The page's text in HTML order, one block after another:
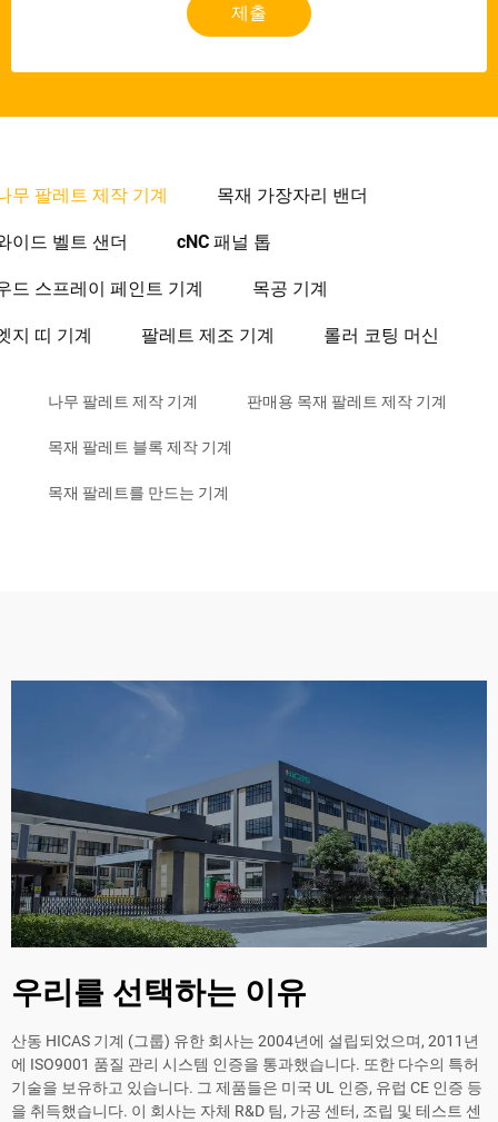
제출
무 팔레트 제작 기계 목재 가장자리 밴더
이드 벨트 샌더 cNC 패널 톱
드 스프레이 페인트 기계 목공 기계
지 띠 기계 팔레트 제조 기계 롤러 코팅 머신
나무 팔레트 제작 기계 판매용 목재 팔레트 제작 기계
목재 팔레트 블록 제작 기계
목재 팔레트를 만드는 기계
우리를 선택하는 이유
산동 HICAS 기계 (그룹) 유한 회사는 2004년에 설립되었으며, 2011년
에 ISO9001 품질 관리 시스템 인증을 통과했습니다. 또한 다수의 특허
기술을 보유하고 있습니다. 그 제품들은 미국 UL 인증, 유럽 CE 인증 등
을 취득했습니다. 이 회사는 자체 R&D 팀, 가공 센터, 조립 및 테스트 센